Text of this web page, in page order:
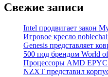
Свежие записи
Intel продвигает закон
Игровое кресло
Genesis представляет
500 под брендом World
Процессоры AMD EPYC
NZXT представил